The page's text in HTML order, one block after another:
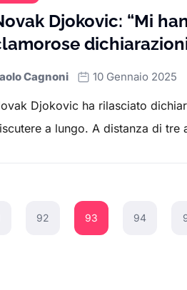
Djokovic: “Mi
Cagnoni 10 Gennaio 2025
Djokovic ha rilasciato
a lungo. A distanza di tre
92 93 94